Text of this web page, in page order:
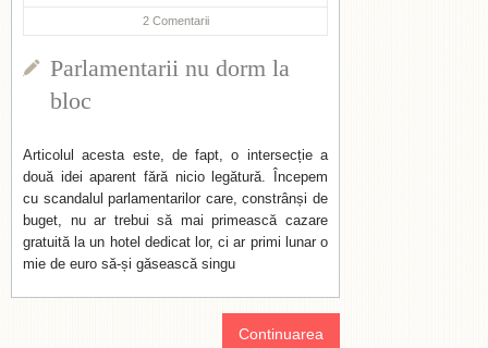
2 Comentarii
Parlamentarii nu dorm la
bloc
Articolul acesta este, de fapt, o intersecție a
două idei aparent fără nicio legătură. Începem
cu scandalul parlamentarilor care, constrânși de
buget, nu ar trebui să mai primească cazare
gratuită la un hotel dedicat lor, ci ar primi lunar o
mie de euro să-și găsească singu
Continuarea